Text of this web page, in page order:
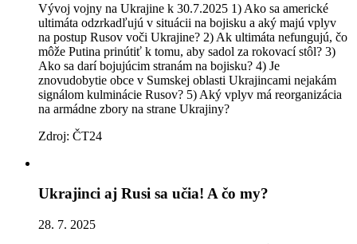
Vývoj vojny na Ukrajine k 30.7.2025 1) Ako sa americké
ultimáta odzrkadľujú v situácii na bojisku a aký majú vplyv
na postup Rusov voči Ukrajine? 2) Ak ultimáta nefungujú, čo
môže Putina prinútiť k tomu, aby sadol za rokovací stôl? 3)
Ako sa darí bojujúcim stranám na bojisku? 4) Je
znovudobytie obce v Sumskej oblasti Ukrajincami nejakám
signálom kulminácie Rusov? 5) Aký vplyv má reorganizácia
na armádne zbory na strane Ukrajiny?
Zdroj: ČT24
Ukrajinci aj Rusi sa učia! A čo my?
28. 7. 2025